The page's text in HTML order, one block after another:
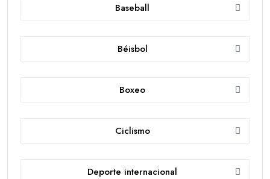
Baseball
Béisbol
Boxeo
Ciclismo
Deporte internacional